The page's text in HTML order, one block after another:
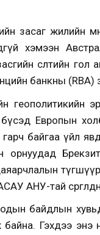
засаг жилийн
хэмээн
өсөлтийн
банкны
геополитикийн
Европын
байгаа үйл
орнуудад
АНУ-тай
байдлын хувьд
Гэхдээ энэ